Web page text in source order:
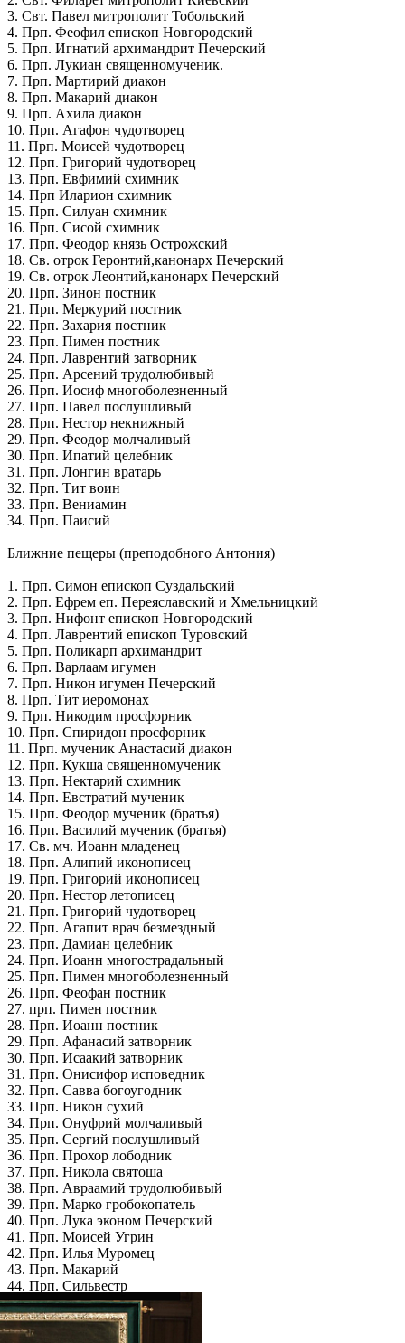
3. Свт. Павел митрополит Тобольский
4. Прп. Феофил епископ Новгородский
5. Прп. Игнатий архимандрит Печерский
6. Прп. Лукиан священномученик.
7. Прп. Мартирий диакон
8. Прп. Макарий диакон
9. Прп. Ахила диакон
10. Прп. Агафон чудотворец
11. Прп. Моисей чудотворец
12. Прп. Григорий чудотворец
13. Прп. Евфимий схимник
14. Прп Иларион схимник
15. Прп. Силуан схимник
16. Прп. Сисой схимник
17. Прп. Феодор князь Острожский
18. Св. отрок Геронтий,канонарх Печерский
19. Св. отрок Леонтий,канонарх Печерский
20. Прп. Зинон постник
21. Прп. Меркурий постник
22. Прп. Захария постник
23. Прп. Пимен постник
24. Прп. Лаврентий затворник
25. Прп. Арсений трудолюбивый
26. Прп. Иосиф многоболезненный
27. Прп. Павел послушливый
28. Прп. Нестор некнижный
29. Прп. Феодор молчаливый
30. Прп. Ипатий целебник
31. Прп. Лонгин вратарь
32. Прп. Тит воин
33. Прп. Вениамин
34. Прп. Паисий
Ближние пещеры (преподобного Антония)
1. Прп. Симон епископ Суздальский
2. Прп. Ефрем еп. Переяславский и Хмельницкий
3. Прп. Нифонт епископ Новгородский
4. Прп. Лаврентий епископ Туровский
5. Прп. Поликарп архимандрит
6. Прп. Варлаам игумен
7. Прп. Никон игумен Печерский
8. Прп. Тит иеромонах
9. Прп. Никодим просфорник
10. Прп. Спиридон просфорник
11. Прп. мученик Анастасий диакон
12. Прп. Кукша священномученик
13. Прп. Нектарий схимник
14. Прп. Евстратий мученик
15. Прп. Феодор мученик (братья)
16. Прп. Василий мученик (братья)
17. Св. мч. Иоанн младенец
18. Прп. Алипий иконописец
19. Прп. Григорий иконописец
20. Прп. Нестор летописец
21. Прп. Григорий чудотворец
22. Прп. Агапит врач безмездный
23. Прп. Дамиан целебник
24. Прп. Иоанн многострадальный
25. Прп. Пимен многоболезненный
26. Прп. Феофан постник
27. прп. Пимен постник
28. Прп. Иоанн постник
29. Прп. Афанасий затворник
30. Прп. Исаакий затворник
31. Прп. Онисифор исповедник
32. Прп. Савва богоугодник
33. Прп. Никон сухий
34. Прп. Онуфрий молчаливый
35. Прп. Сергий послушливый
36. Прп. Прохор лободник
37. Прп. Никола святоша
38. Прп. Авраамий трудолюбивый
39. Прп. Марко гробокопатель
40. Прп. Лука эконом Печерский
41. Прп. Моисей Угрин
42. Прп. Илья Муромец
43. Прп. Макарий
44. Прп. Сильвестр
45. Прп. Анатолий
46. Прп. Исаия
47. Прп. Еразм